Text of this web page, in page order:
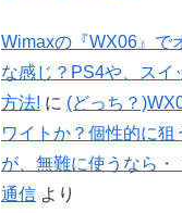
Wimaxの『WX06』で
な感じ？PS4や、スイ
方法! に (どっち？
ワイトか？個性的に
が、無難に使うなら
通信 より